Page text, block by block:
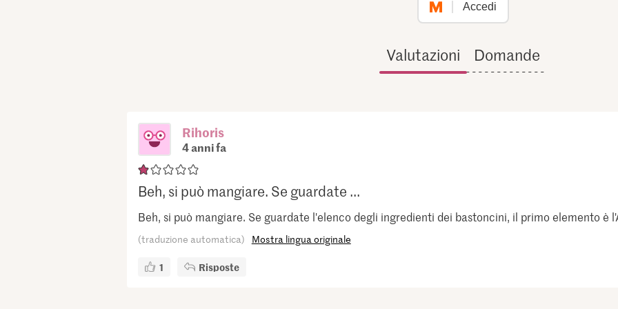
Accedi
Valutazioni Domande
Rihoris
4 anni fa
Beh, si può mangiare. Se guardate ...
Beh, si può mangiare. Se guardate l'elenco degli ingredienti dei bastoncini, il primo elemento è
(traduzione automatica) Mostra lingua originale
1 Risposte